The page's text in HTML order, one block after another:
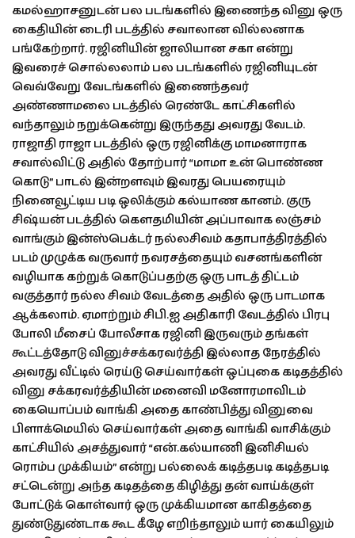
கமல்ஹாசனுடன் பல படங்களில் இணைந்த வினு ஒரு
கைதியின் டைரி படத்தில் சவாலான வில்லனாக
பங்கேற்றார். ரஜினியின் ஜாலியான சகா என்று
இவரைச் சொல்லலாம் பல படங்களில் ரஜினியுடன்
வெவ்வேறு வேடங்களில் இணைந்தவர்
அண்ணாமலை படத்தில் ரெண்டே காட்சிகளில்
வந்தாலும் நறுக்கென்று இருந்தது அவரது வேடம்.
ராஜாதி ராஜா படத்தில் ஒரு ரஜினிக்கு மாமனாராக
சவால்விட்டு அதில் தோற்பார் “மாமா உன் பொண்ண
கொடு” பாடல் இன்றளவும் இவரது பெயரையும்
நினைவூட்டிய படி ஒலிக்கும் கல்யாண கானம். குரு
சிஷ்யன் படத்தில் கௌதமியின் அப்பாவாக லஞ்சம்
வாங்கும் இன்ஸ்பெக்டர் நல்லசிவம் கதாபாத்திரத்தில்
படம் முழுக்க வருவார் நவரசத்தையும் வசனங்களின்
வழியாக கற்றுக் கொடுப்பதற்கு ஒரு பாடத் திட்டம்
வகுத்தார் நல்ல சிவம் வேடத்தை அதில் ஒரு பாடமாக
ஆக்கலாம். ஏமாற்றும் சிபி.ஐ அதிகாரி வேடத்தில் பிரபு
போலி மீசைப் போலீசாக ரஜினி இருவரும் தங்கள்
கூட்டத்தோடு வினுச்சக்கரவர்த்தி இல்லாத நேரத்தில்
அவரது வீட்டில் ரெய்டு செய்வார்கள் ஒப்புகை கடிதத்தில்
வினு சக்கரவர்த்தியின் மனைவி மனோரமாவிடம்
கையொப்பம் வாங்கி அதை காண்பித்து வினுவை
பிளாக்மெயில் செய்வார்கள் அதை வாங்கி வாசிக்கும்
காட்சியில் அசத்துவார் “என்.கல்யாணி இனிசியல்
ரொம்ப முக்கியம்” என்று பல்லைக் கடித்தபடி கடித்தபடி
சட்டென்று அந்த கடிதத்தை கிழித்து தன் வாய்க்குள்
போட்டுக் கொள்வார் ஒரு முக்கியமான காகிதத்தை
துண்டுதுண்டாக கூட கீழே எறிந்தாலும் யார் கையிலும்